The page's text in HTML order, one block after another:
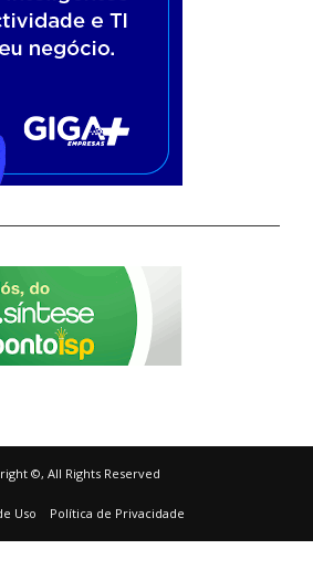
©, All Rights Reserved
Uso Política de Privacidade